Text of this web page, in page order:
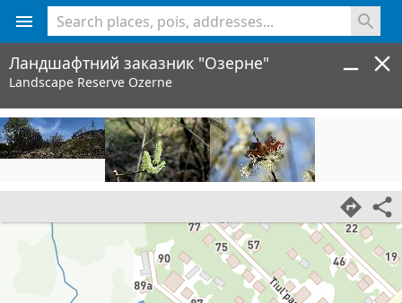
Ландшафтний заказник "Озерне"
Landscape Reserve Ozerne
<% console.log(hcard) %>